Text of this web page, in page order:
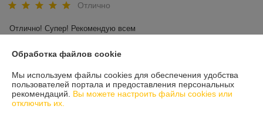
Отлично
Отлично! Супер! Рекомендую всем
Показать все отзывы
О нас
Обработка файлов cookie
Мы используем файлы cookies для обеспечения удобства
пользователей портала и предоставления персональных
рекомендаций. Вы можете настроить файлы cookies или
отключить их.